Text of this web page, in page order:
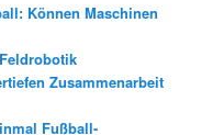
Können Maschinen
Zusammenarbeit
Fußball-